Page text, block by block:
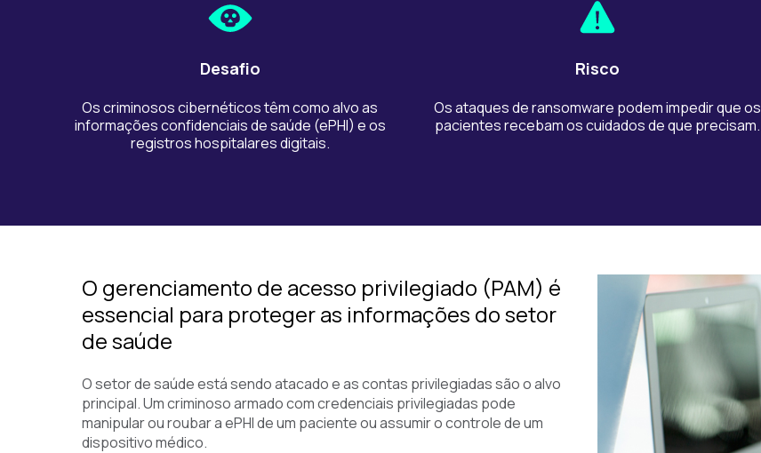
Desafio
Os criminosos cibernéticos têm como alvo as
informações confidenciais de saúde (ePHI) e os
registros hospitalares digitais.
Risco
Os ataques de ransomware podem impedir que os
pacientes recebam os cuidados de que precisam.
O gerenciamento de acesso privilegiado (PAM) é
essencial para proteger as informações do setor
de saúde
O setor de saúde está sendo atacado e as contas privilegiadas são o alvo
principal. Um criminoso armado com credenciais privilegiadas pode
manipular ou roubar a ePHI de um paciente ou assumir o controle de um
dispositivo médico.